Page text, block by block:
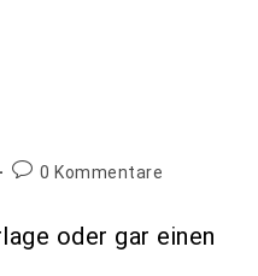
0 Kommentare
oder gar einen